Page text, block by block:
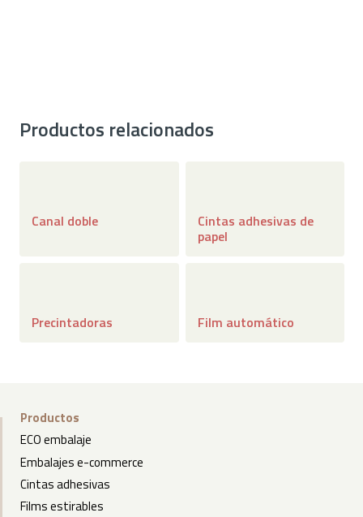
Productos relacionados
Canal doble Cintas adhesivas de
papel
Precintadoras Film automático
Productos
ECO embalaje
Embalajes e-commerce
Cintas adhesivas
Films estirables